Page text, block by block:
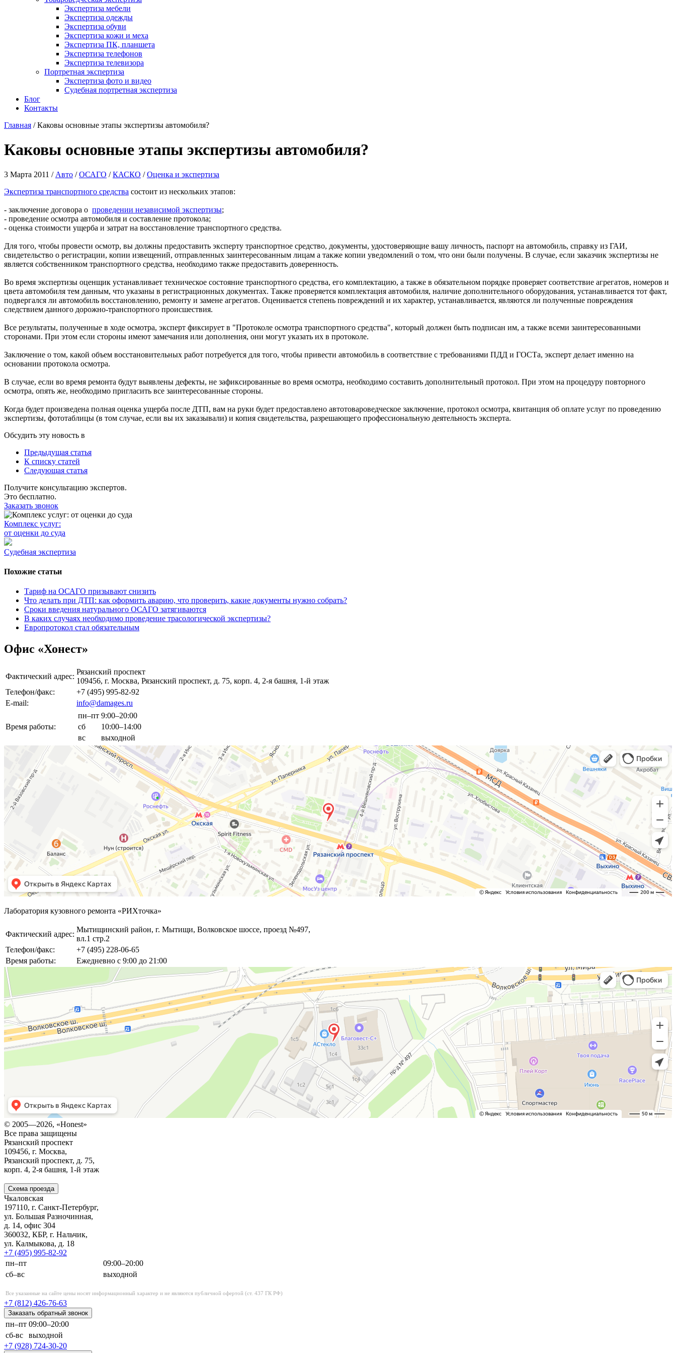
Экспертиза мебели
Экспертиза одежды
Экспертиза обуви
Экспертиза кожи и меха
Экспертиза ПК, планшета
Экспертиза телефонов
Экспертиза телевизора
Портретная экспертиза
Экспертиза фото и видео
Судебная портретная экспертиза
Блог
Контакты
Главная /Каковы основные этапы экспертизы автомобиля?
Каковы основные этапы экспертизы автомобиля?
3 Марта 2011 / Авто /ОСАГО /КАСКО /Оценка и экспертиза
Экспертиза транспортного средства состоит из нескольких этапов:
- заключение договора о проведении независимой экспертизы;
- проведение осмотра автомобиля и составление протокола;
- оценка стоимости ущерба и затрат на восстановление транспортного средства.
Для того, чтобы провести осмотр, вы должны предоставить эксперту транспортное средство, документы, удостоверяющие вашу личность, паспорт на автомобиль, справку из ГАИ,
свидетельство о регистрации, копии извещений, отправленных заинтересованным лицам а также копии уведомлений о том, что они были получены. В случае, если заказчик экспертизы не
является собственником транспортного средства, необходимо также предоставить доверенность.
Во время экспертизы оценщик устанавливает техническое состояние транспортного средства, его комплектацию, а также в обязательном порядке проверяет соответствие агрегатов, номеров и
цвета автомобиля тем данным, что указаны в регистрационных документах. Также проверяется комплектация автомобиля, наличие дополнительного оборудования, устанавливается тот факт,
подвергался ли автомобиль восстановлению, ремонту и замене агрегатов. Оценивается степень повреждений и их характер, устанавливается, являются ли полученные повреждения
следствием данного дорожно-транспортного происшествия.
Все результаты, полученные в ходе осмотра, эксперт фиксирует в "Протоколе осмотра транспортного средства", который должен быть подписан им, а также всеми заинтересованными
сторонами. При этом если стороны имеют замечания или дополнения, они могут указать их в протоколе.
Заключение о том, какой объем восстановительных работ потребуется для того, чтобы привести автомобиль в соответствие с требованиями ПДД и ГОСТа, эксперт делает именно на
основании протокола осмотра.
В случае, если во время ремонта будут выявлены дефекты, не зафиксированные во время осмотра, необходимо составить дополнительный протокол. При этом на процедуру повторного
осмотра, опять же, необходимо пригласить все заинтересованные стороны.
Когда будет произведена полная оценка ущерба после ДТП, вам на руки будет предоставлено автотовароведческое заключение, протокол осмотра, квитанция об оплате услуг по проведению
экспертизы, фототаблицы (в том случае, если вы их заказывали) и копия свидетельства, разрешающего профессиональную деятельность эксперта.
Обсудить эту новость в
Предыдущая статья
К списку статей
Следующая статья
Получите консультацию экспертов.
Это бесплатно.
Заказать звонок
Комплекс услуг:
от оценки до суда
Судебная экспертиза
Похожие статьи
Тариф на ОСАГО призывают снизить
Что делать при ДТП: как оформить аварию, что проверить, какие документы нужно собрать?
Сроки введения натурального ОСАГО затягиваются
В каких случаях необходимо проведение трасологической экспертизы?
Европротокол стал обязательным
Офис «Хонест»
Фактический адрес:
Рязанский проспект
109456, г. Москва, Рязанский проспект, д. 75, корп. 4, 2-я башня, 1-й этаж
Телефон/факс:
+7 (495) 995-82-92
E-mail:
info@damages.ru
Время работы:
пн–пт 9:00–20:00
сб
10:00–14:00
вс
выходной
Лаборатория кузовного ремонта «РИХточка»
Фактический адрес:
Мытищинский район, г. Мытищи, Волковское шоссе, проезд №497,
вл.1 стр.2
Телефон/факс:
+7 (495) 228-06-65
Время работы:
Ежедневно с 9:00 до 21:00
© 2005—2026, «Honest»
Все права защищены
Рязанский проспект
109456, г. Москва,
Рязанский проспект, д. 75,
корп. 4, 2-я башня, 1-й этаж
Схема проезда
Чкаловская
197110, г. Санкт-Петербург,
ул. Большая Разночинная,
д. 14, офис 304
360032, КБР, г. Нальчик,
ул. Калмыкова, д. 18
+7 (495) 995-82-92
пн–пт
09:00–20:00
сб–вс
выходной
Все указанные на сайте цены носят информационный характер и не являются публичной офертой (ст. 437 ГК РФ)
+7 (812) 426-76-63
Заказать обратный звонок
пн–пт 09:00–20:00
сб-вс
выходной
+7 (928) 724-30-20